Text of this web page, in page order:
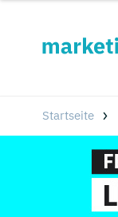
Startseite